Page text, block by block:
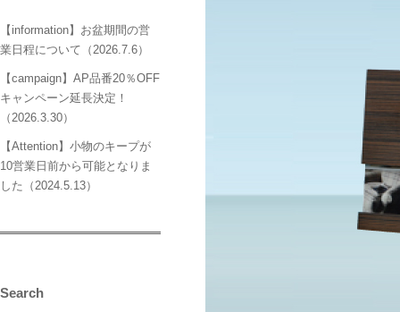
【information】お盆期間の営
業日程について（2026.7.6）
【campaign】AP品番20％OFF
キャンペーン延長決定！
（2026.3.30）
【Attention】小物のキープが
10営業日前から可能となりま
した（2024.5.13）
Search